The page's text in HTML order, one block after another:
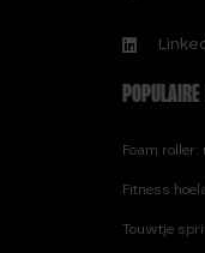
Foam roller:
Fitness
Touwtje